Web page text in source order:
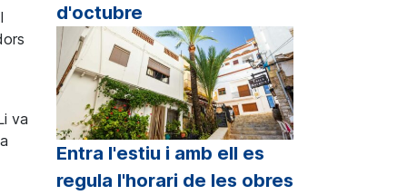
va
d'octubre
Entra l'estiu i amb ell es
regula l'horari de les obres